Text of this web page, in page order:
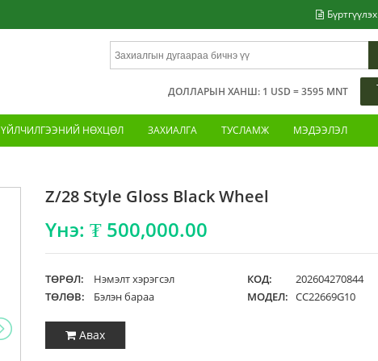
Бүртгүүлэх
ДОЛЛАРЫН ХАНШ: 1 USD = 3595 MNT
ҮЙЛЧИЛГЭЭНИЙ НӨХЦӨЛ ЗАХИАЛГА ТУСЛАМЖ МЭДЭЭЛЭЛ
Z/28 Style Gloss Black Wheel
Үнэ: ₮ 500,000.00
ТӨРӨЛ: Нэмэлт хэрэгсэл КОД:
202604270844
ТӨЛӨВ:
Бэлэн бараа МОДЕЛ: CC22669G10
Авах